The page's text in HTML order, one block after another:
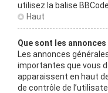
utilisez la balise BBCode
Haut
Que sont les
Les annonces
importantes que vous
apparaissent en haut
de contrôle de